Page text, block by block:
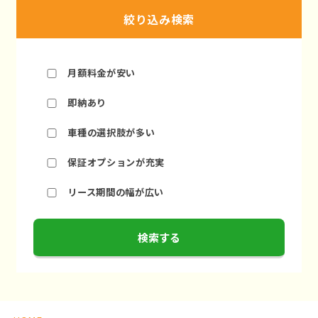
絞り込み検索
月額料金が安い
即納あり
車種の選択肢が多い
保証オプションが充実
リース期間の幅が広い
検索する